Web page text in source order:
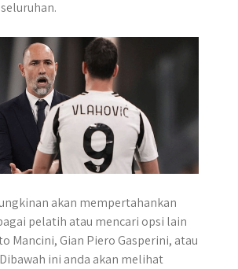
m
akan mempertahankan
pelatih atau mencari opsi lain
Mancini, Gian Piero Gasperini, atau
ini anda akan melihat